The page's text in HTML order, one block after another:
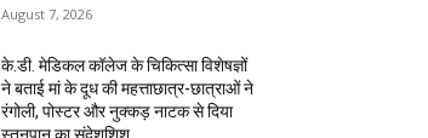
August 7, 2026
के.डी. मेडिकल कॉलेज के चिकित्सा विशेषज्ञों
ने बताई मां के दूध की महत्ताछात्र-छात्राओं ने
रंगोली, पोस्टर और नुक्कड़ नाटक से दिया